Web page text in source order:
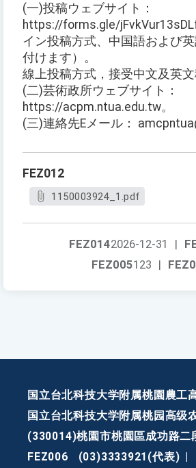
(一)投稿ウェブサイト：
https://forms.gle/
イン投稿方式、中国語および
付けます）。
線上投稿方式，接受中文及英文
(二)芸術政所ウェブサイト：
https://acpm.ntua.edu.tw。
(三)連絡先Eメール：
FEZ012
1150003924_1.pdf
FEZ0142026-12-31
|
FEZ005123 |
国立台北科技大学附属桃園農工
国立台北科技大学附属桃园高级
(330014)桃園市桃園區成功路二
FEZ006
(03)3333921(代表)